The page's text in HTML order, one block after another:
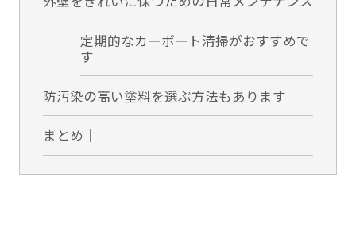
定期的なカーポート清掃がおすすめで
す
防汚染の高い塗料を選ぶ方法もあります
まとめ｜